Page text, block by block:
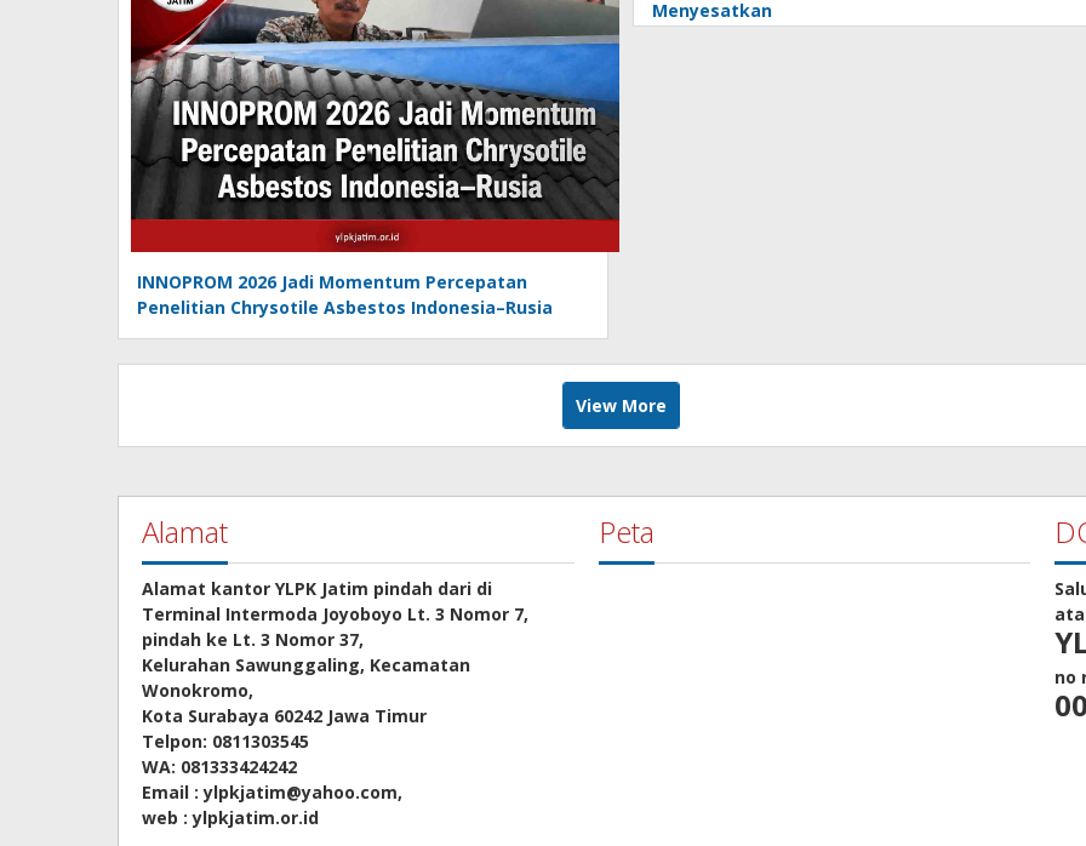
INNOPROM 2026 Jadi Momentum Percepatan
Penelitian Chrysotile Asbestos Indonesia–Rusia
Menyesatkan
View More
Alamat
Alamat kantor YLPK Jatim pindah dari di
Terminal Intermoda Joyoboyo Lt. 3 Nomor 7,
pindah ke Lt. 3 Nomor 37,
Kelurahan Sawunggaling, Kecamatan
Wonokromo,
Kota Surabaya 60242 Jawa Timur
Telpon: 0811303545
WA: 081333424242
Email : ylpkjatim@yahoo.com,
web : ylpkjatim.or.id
Peta
no